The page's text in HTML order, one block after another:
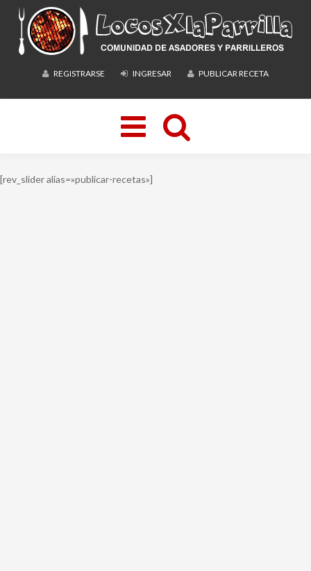
REGISTRARSE INGRESAR PUBLICAR RECETA
Toggle
navigation
[rev_slider alias=»publicar-recetas»]